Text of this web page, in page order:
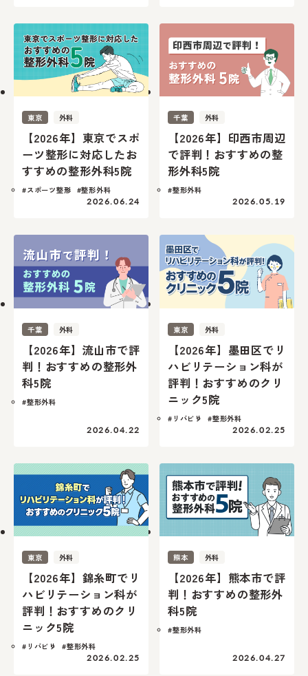
東京 外科
【2026年】東京でスポ
ーツ整形に対応したお
すすめの整形外科5院
#スポーツ整形 #整形外科
2026.06.24
千葉 外科
【2026年】印西市周辺
で評判！おすすめの整
形外科5院
#整形外科
2026.05.19
千葉 外科
【2026年】流山市で評
判！おすすめの整形外
科5院
#整形外科
2026.04.22
東京 外科
【2026年】墨田区でリ
ハビリテーション科が
評判！おすすめのクリ
ニック5院
#リバビリ #整形外科
2026.02.25
東京 外科
【2026年】錦糸町でリ
ハビリテーション科が
評判！おすすめのクリ
ニック5院
#リバビリ #整形外科
2026.02.25
熊本 外科
【2026年】熊本市で評
判！おすすめの整形外
科5院
#整形外科
2026.04.27